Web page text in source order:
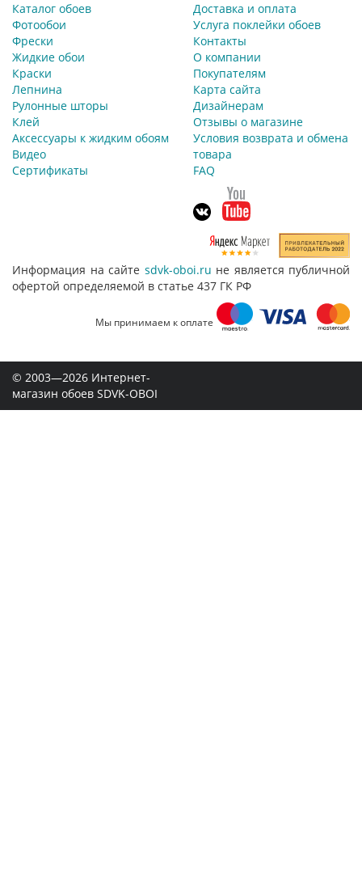
Каталог обоев
Фотообои
Фрески
Жидкие обои
Краски
Лепнина
Рулонные шторы
Клей
Аксессуары к жидким обоям
Видео
Сертификаты
Доставка и оплата
Услуга поклейки обоев
Контакты
О компании
Покупателям
Карта сайта
Дизайнерам
Отзывы о магазине
Условия возврата и обмена
товара
FAQ
Информация на сайте sdvk-oboi.ru не является публичной
офертой определяемой в статье 437 ГК РФ
Мы принимаем к оплате
© 2003—2026 Интернет-
магазин обоев SDVK-OBOI